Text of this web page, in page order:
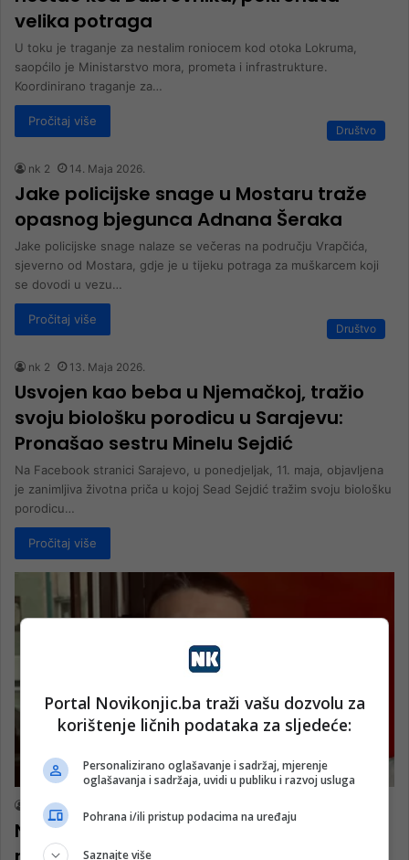
velika potraga
U toku je traganje za nestalim roniocem kod otoka Lokruma,
saopćilo je Ministarstvo mora, prometa i infrastrukture.
Koordinirano traganje za…
Pročitaj više
Društvo
nk 2 14. Maja 2026.
Jake policijske snage u Mostaru traže
opasnog bjegunca Adnana Šeraka
Jake policijske snage nalaze se večeras na području Vrapčića,
sjeverno od Mostara, gdje je u tijeku potraga za muškarcem koji
se dovodi u vezu…
Pročitaj više
Društvo
nk 2 13. Maja 2026.
Usvojen kao beba u Njemačkoj, tražio
svoju biološku porodicu u Sarajevu:
Pronašao sestru Minelu Sejdić
Na Facebook stranici Sarajevo, u ponedjeljak, 11. maja, objavljena
je zanimljiva životna priča u kojoj Sead Sejdić tražim svoju biološku
porodicu…
Pročitaj više
nk 2
Nestao mladić iz Sarajeva, porodica
Portal Novikonjic.ba traži vašu dozvolu za
korištenje ličnih podataka za sljedeće:
Personalizirano oglašavanje i sadržaj, mjerenje
oglašavanja i sadržaja, uvidi u publiku i razvoj usluga
Pohrana i/ili pristup podacima na uređaju
Saznajte više